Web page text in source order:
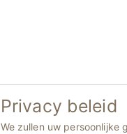
Privacy beleid
We zullen uw persoonlijke